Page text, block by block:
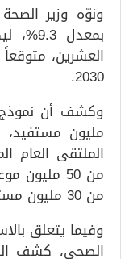
ونوّه وزير
بمعدل
2030.
مليون
الملتقى العام
من 50
من 30 مليون مستفيد.
وفيما يتعلق
الصحي، كشف